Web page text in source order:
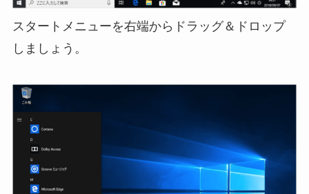
スタートメニューを右端からドラッグ＆ドロップ
しましょう。